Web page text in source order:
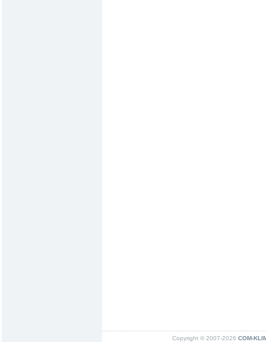
Copyright © 2007-2026 COM-